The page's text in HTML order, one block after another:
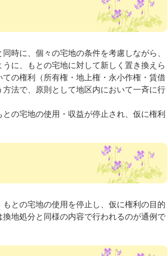
時に、個々の宅地の条件を考慮しながら、
に、もとの宅地に対して新しく置き換えら
の権利（所有権・地上権・永小作権・賃借
法で、原則として地区内において一斉に行
の宅地の使用・収益が停止され、仮に権利
との宅地の使用を停止し、仮に権利の目的
地処分と同様の内容で行われるのが通例で